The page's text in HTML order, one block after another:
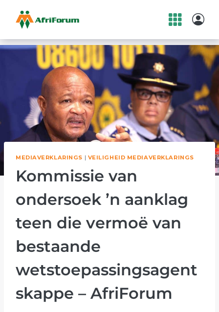
to
MEDIAVERKLARINGS | VEILIGHEID MEDIAVERKLARINGS
Kommissie van
ondersoek ’n aanklag
teen die vermoë van
bestaande
wetstoepassingsagent
skappe – AfriForum